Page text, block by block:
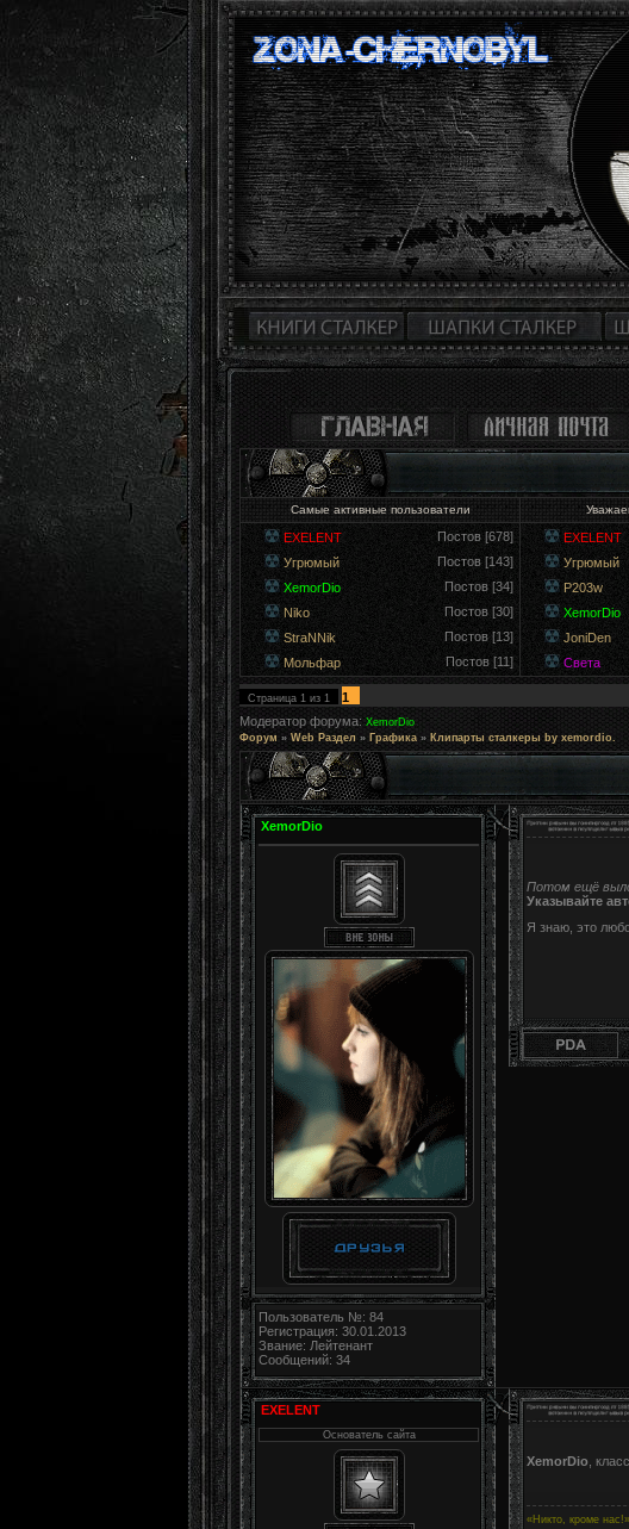
Самые активные пользователи
EXELENT
Постов [678]
Угрюмый
Постов [143]
XemorDio
Постов [34]
Niko
Постов [30]
StraNNik
Постов [13]
Мольфар
Постов [11]
EXELENT
Угрюмый
P203w
XemorDio
JoniDen
Света
Страница 1 из 1
1
Модератор форума:XemorDio
Форум » Web Раздел » Графика » Клипарты сталкеры by xemordio.
XemorDio
Пользователь №: 84
Регистрация: 30.01.2013
Звание: Лейтенант
Сообщений: 34
Потом ещё
Указывайте
Я знаю, это
EXELENT
Основатель сайта
XemorDio ,
«Никто, кроме нас!»